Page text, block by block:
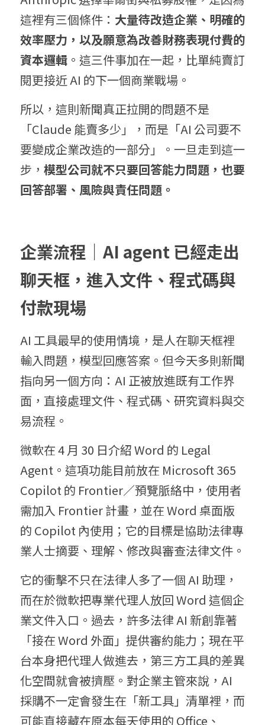
這裡有三個條件： 大量待改造企業、明確的
效率壓力，以及願意為改善財務表現付費的
資本邏輯 。這三件事加在一起，比單純賣訂
閱更接近 AI 的下一個商業戰場。
所以，這則新聞真正拉開的問題不是
「Claude 能賣多少」，而是「AI 公司要不
要變成企業改造的一部分」。一旦走到這一
步， 模型公司就不只要回答能力問題，也要
回答部署、風險與責任問題。
企業流程｜AI agent 已經走出
聊天框，進入文件、程式碼與
付款現場
AI 工具最早的使用情境，是人在聊天框裡
輸入問題，模型回應答案。但今天多則新聞
指向另一個方向：AI 正被放進既有工作界
面，直接處理文件、程式碼、研究資料與交
易流程。
微軟在 4 月 30 日介紹 Word 的 Legal
Agent。這項功能目前放在 Microsoft 365
Copilot 的 Frontier／預覽脈絡中，使用者
需加入 Frontier 計畫，並在 Word 桌面版
的 Copilot 內使用；它的目標是協助法律專
業人士摘要、理解、修改與審查法律文件。
它的衝擊不只在法律人多了一個 AI 助理，
而在於微軟把專業代理人放回 Word 這個企
業文件入口。過去，許多法律 AI 新創靠著
「接在 Word 外面」提供審約能力；現在平
台本身把代理人做進去，第三方工具的差異
化空間就會被擠壓。對企業主管來說，AI
採購不一定會發生在「新工具」清單裡，而
可能直接藏在原本每天使用的 Office、